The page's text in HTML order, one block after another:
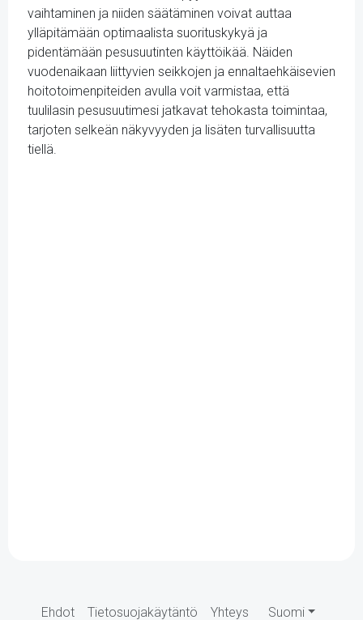
vaihtaminen ja niiden säätäminen voivat auttaa
ylläpitämään optimaalista suorituskykyä ja
pidentämään pesusuutinten käyttöikää. Näiden
vuodenaikaan liittyvien seikkojen ja ennaltaehkäisevien
hoitotoimenpiteiden avulla voit varmistaa, että
tuulilasin pesusuutimesi jatkavat tehokasta toimintaa,
tarjoten selkeän näkyvyyden ja lisäten turvallisuutta
tiellä.
Ehdot Tietosuojakäytäntö Yhteys Suomi